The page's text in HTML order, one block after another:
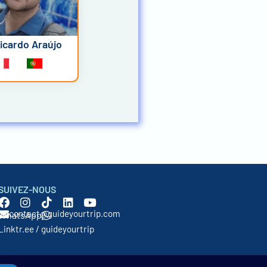
Araújo
NOUS
contact@guideyourtrip.com
/ guideyourtrip